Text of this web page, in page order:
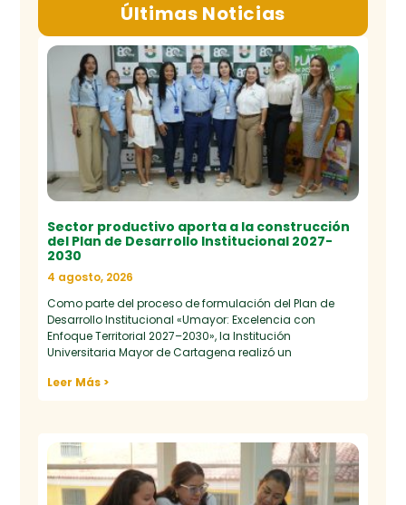
Últimas Noticias
Sector productivo aporta a la construcción
del Plan de Desarrollo Institucional 2027-
2030
4 agosto, 2026
Como parte del proceso de formulación del Plan de
Desarrollo Institucional «Umayor: Excelencia con
Enfoque Territorial 2027–2030», la Institución
Universitaria Mayor de Cartagena realizó un
Leer Más >